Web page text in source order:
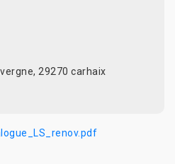
29270 carhaix